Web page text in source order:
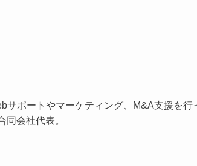
サポートやマーケティング、M&A支援を行
同会社代表。